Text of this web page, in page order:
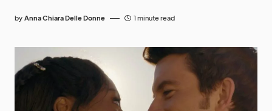
by Anna Chiara Delle Donne 1 minute read